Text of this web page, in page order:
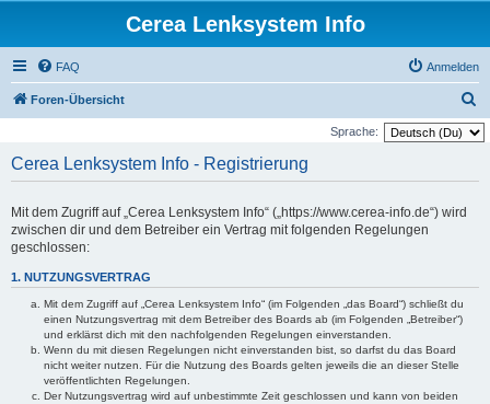
Cerea Lenksystem Info
FAQ Anmelden
Foren-Übersicht
u
Sprache:
Cerea Lenksystem Info - Registrierung
Mit dem Zugriff auf „Cerea Lenksystem Info“ („https://www.cerea-info.de“) wird
zwischen dir und dem Betreiber ein Vertrag mit folgenden Regelungen
geschlossen:
1. NUTZUNGSVERTRAG
Mit dem Zugriff auf „Cerea Lenksystem Info“ (im Folgenden „das Board“) schließt du
einen Nutzungsvertrag mit dem Betreiber des Boards ab (im Folgenden „Betreiber“)
und erklärst dich mit den nachfolgenden Regelungen einverstanden.
Wenn du mit diesen Regelungen nicht einverstanden bist, so darfst du das Board
nicht weiter nutzen. Für die Nutzung des Boards gelten jeweils die an dieser Stelle
veröffentlichten Regelungen.
Der Nutzungsvertrag wird auf unbestimmte Zeit geschlossen und kann von beiden